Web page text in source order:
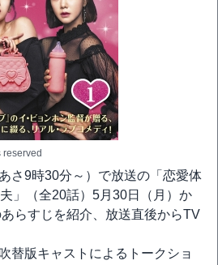
さ9時30分～）で放送の「恋愛体
」（全20話）5月30日（月）か
らすじを紹介、放送直後からTV
替版キャストによるトークショ